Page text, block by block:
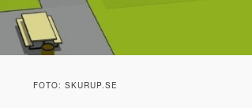
FOTO: SKURUP.SE